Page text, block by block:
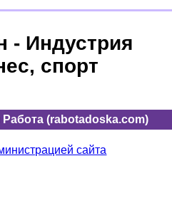
- Индустрия
спорт
(rabotadoska.com)
сайта